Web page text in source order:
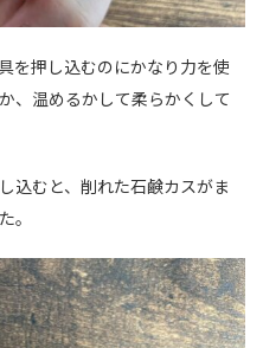
を押し込むのにかなり力を使
、温めるかして柔らかくして
込むと、削れた石鹸カスがま
。